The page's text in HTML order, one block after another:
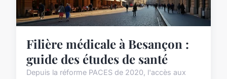
Filière médicale à Besançon :
guide des études de santé
Depuis la réforme PACES de 2020, l'accès aux